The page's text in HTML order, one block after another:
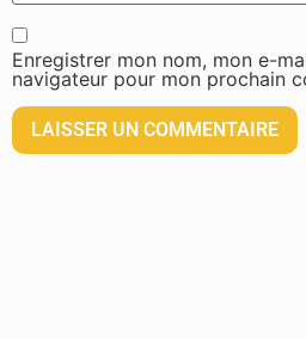
Enregistrer mon nom, mon e-
navigateur pour mon prochain